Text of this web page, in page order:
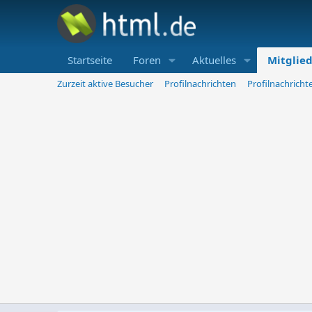
Startseite Foren Aktuelles
Zurzeit aktive Besucher Profilnachrichten